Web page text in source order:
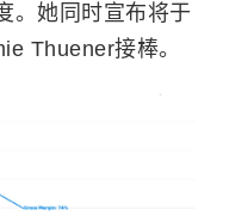
。她同时宣布将于
Thuener接棒。